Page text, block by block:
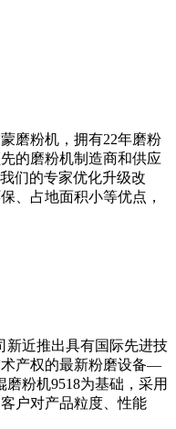
磨粉机，拥有22年磨粉
的磨粉机制造商和供应
们的专家优化升级改
、占地面积小等优点，
新近推出具有国际先进技
产权的最新粉磨设备—
粉机9518为基础，采用
户对产品粒度、性能